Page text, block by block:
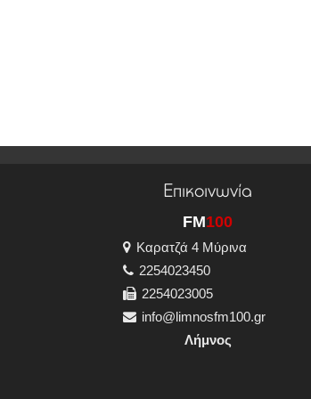
Επικοινωνία
FM100
Καρατζά 4 Μύρινα
2254023450
2254023005
info@limnosfm100.gr
Λήμνος